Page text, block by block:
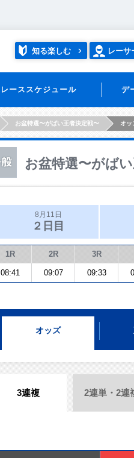
知る楽しむ レーサ
レーススケジュール デ
お盆特選〜がばい王者決定戦〜 オッ
お盆特選〜がば
8月11日
２日目
1R 2R 3R
08:41 09:07 09:33
オッズ
3連複 2連単・2連